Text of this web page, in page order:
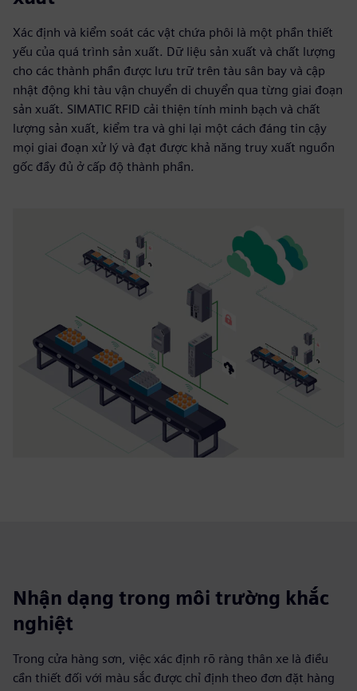
Xác định và kiểm soát các vật chứa phôi là một phần thiết
yếu của quá trình sản xuất. Dữ liệu sản xuất và chất lượng
cho các thành phần được lưu trữ trên tàu sân bay và cập
nhật động khi tàu vận chuyển di chuyển qua từng giai đoạn
sản xuất. SIMATIC RFID cải thiện tính minh bạch và chất
lượng sản xuất, kiểm tra và ghi lại một cách đáng tin cậy
mọi giai đoạn xử lý và đạt được khả năng truy xuất nguồn
gốc đầy đủ ở cấp độ thành phần.
Nhận dạng trong môi trường khắc
nghiệt
Trong cửa hàng sơn, việc xác định rõ ràng thân xe là điều
cần thiết đối với màu sắc được chỉ định theo đơn đặt hàng